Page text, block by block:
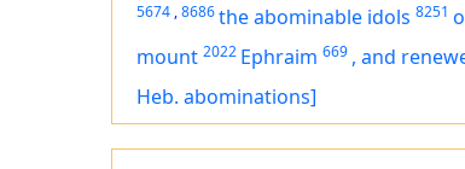
5674 ,8686the abominable idols 8251
mount 2022 Ephraim 669 , and
Heb. abominations]